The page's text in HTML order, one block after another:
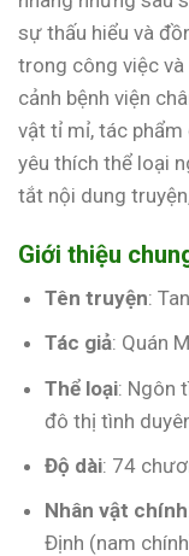
sự thấu hiểu và
trong công việc
cảnh bệnh viện
vật tỉ mỉ, tác
yêu thích thể loại
tắt nội dung
Giới thiệu
Tên truyện:
Tác giả: Quán
Thể loại: Ngôn
đô thị tình
Độ dài: 74
Nhân vật chính
Định (nam